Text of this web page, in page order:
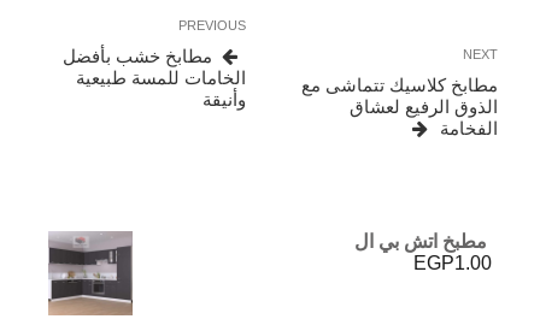
المقالات
Previous
Post
PREVIOUS
مطابخ خشب بأفضل
الخامات للمسة طبيعية
وأنيقة
Next
Post
NEXT
مطابخ كلاسيك تتماشى مع
الذوق الرفيع لعشاق
الفخامة
مطبخ اتش بي ال
EGP1.00